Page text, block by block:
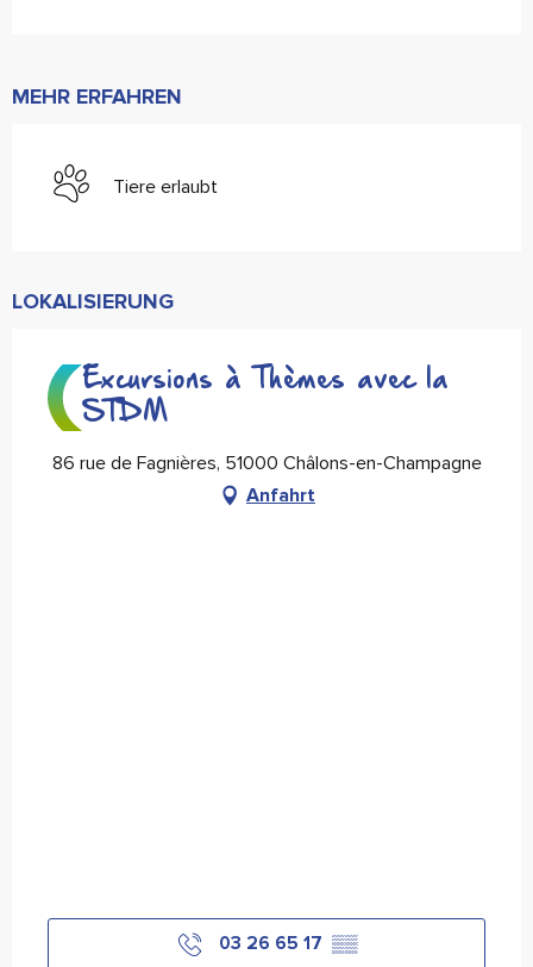
MEHR ERFAHREN
Tiere erlaubt
LOKALISIERUNG
Excursions à Thèmes avec la
STDM
86 rue de Fagnières, 51000 Châlons-en-Champagne
Anfahrt
03 26 65 17 ▒▒